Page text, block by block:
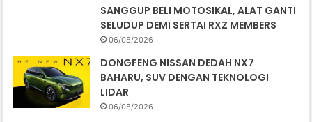
SANGGUP BELI MOTOSIKAL, ALAT GANTI
SELUDUP DEMI SERTAI RXZ MEMBERS
06/08/2026
DONGFENG NISSAN DEDAH NX7
BAHARU, SUV DENGAN TEKNOLOGI
LIDAR
06/08/2026